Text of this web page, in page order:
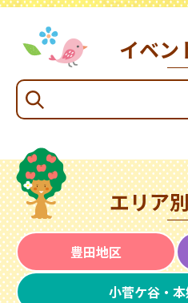
イベン
エリア
豊田地区
小菅ケ谷・